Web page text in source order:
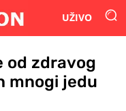
UŽIVO
od zdravog
mnogi jedu